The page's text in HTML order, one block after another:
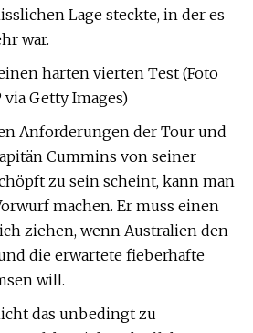
Lage steckte, in der es
war.
harten vierten Test (Foto
via Getty Images)
Anforderungen der Tour und
Cummins von seiner
zu sein scheint, kann man
machen. Er muss einen
ziehen, wenn Australien den
die erwartete fieberhafte
will.
das unbedingt zu